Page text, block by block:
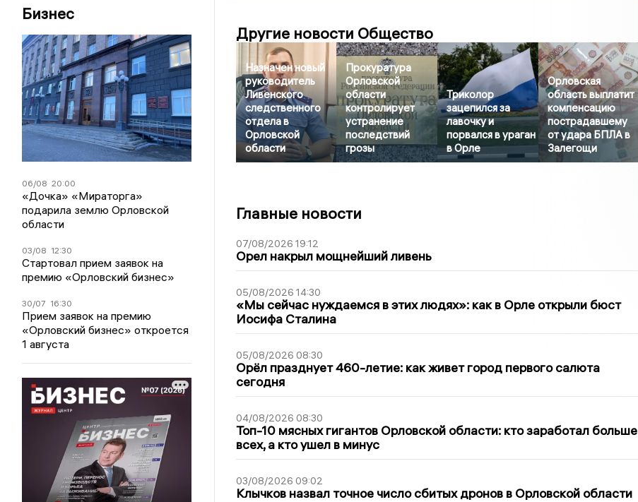
Бизнес
06/08 20:00
«Дочка» «Мираторга»
подарила землю Орловской
области
03/08 12:30
Стартовал прием заявок на
премию «Орловский бизнес»
30/07 16:30
Прием заявок на премию
«Орловский бизнес» откроется
1 августа
Другие новости Общество
Назначен новый
руководитель
Ливенского
следственного
отдела в
Орловской
области
Прокуратура
Орловской
области
контролирует
устранение
последствий
грозы
Триколор
зацепился за
лавочку и
порвался в ураган
в Орле
Орловская
область выплатит
компенсацию
пострадавшему
от удара БПЛА в
Залегощи
Главные новости
07/08/2026 19:12
Орел накрыл мощнейший ливень
05/08/2026 14:30
«Мы сейчас нуждаемся в этих людях»: как в Орле открыли бюст
Иосифа Сталина
05/08/2026 08:30
Орёл празднует 460-летие: как живет город первого салюта
сегодня
04/08/2026 08:30
Топ-10 мясных гигантов Орловской области: кто заработал больше
всех, а кто ушел в минус
03/08/2026 09:02
Клычков назвал точное число сбитых дронов в Орловской области